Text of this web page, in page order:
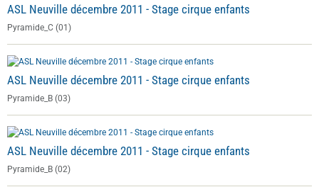
ASL Neuville décembre 2011 - Stage cirque enfants
Pyramide_C (01)
ASL Neuville décembre 2011 - Stage cirque enfants
Pyramide_B (03)
ASL Neuville décembre 2011 - Stage cirque enfants
Pyramide_B (02)